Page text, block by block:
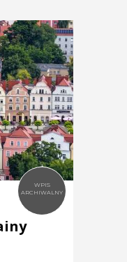
WPIS
ARCHIWALNY